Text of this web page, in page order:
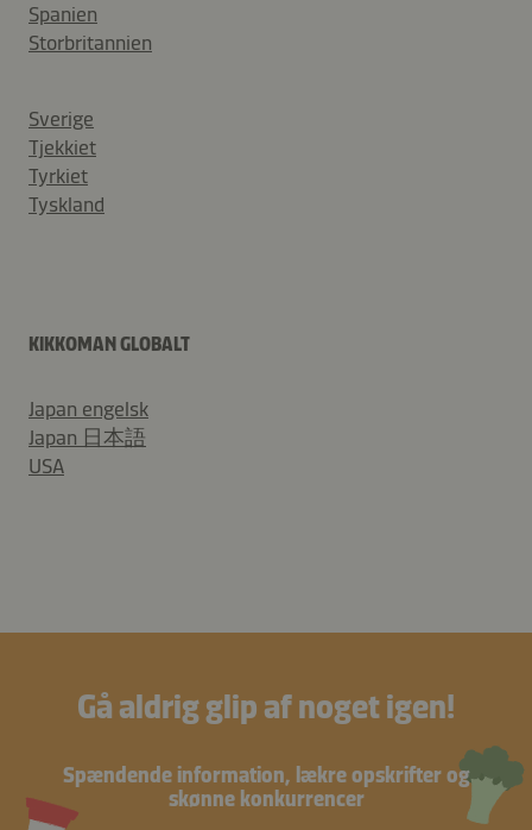
Spanien
Storbritannien
Sverige
Tjekkiet
Tyrkiet
Tyskland
KIKKOMAN GLOBALT
Japan engelsk
Japan 日本語
USA
Gå aldrig glip af noget igen!
Spændende information, lækre opskrifter og
skønne konkurrencer